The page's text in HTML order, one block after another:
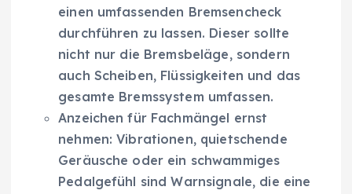
einen umfassenden Bremsencheck
durchführen zu lassen. Dieser sollte
nicht nur die Bremsbeläge, sondern
auch Scheiben, Flüssigkeiten und das
gesamte Bremssystem umfassen.
Anzeichen für Fachmängel ernst
nehmen: Vibrationen, quietschende
Geräusche oder ein schwammiges
Pedalgefühl sind Warnsignale, die eine